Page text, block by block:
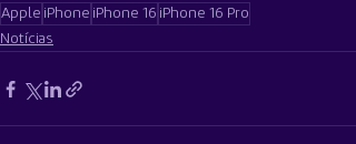
Apple iPhone iPhone 16 iPhone 16 Pro
Notícias